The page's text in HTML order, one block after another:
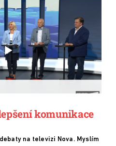
komunikace
na televizi Nova. Myslím